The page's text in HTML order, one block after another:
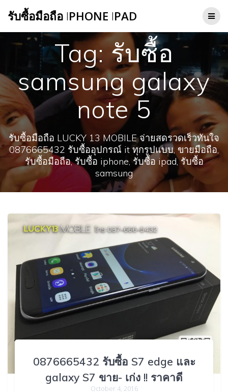
to
รับซื้อมือถือ IPHONE IPAD
Tag:รับซื้อ
samsung galaxy
note 5
รับซื้อมือถือ LUCKY 13 MOBILE จ่ายสดรวดเร็วทันใจ
0876665432 รับซื้ออุปกรณ์ it ทุกรูปแบบ, ขายมือถือ,
รับซื้อมือถือ, รับซื้อ iphone, รับซื้อ ipad, รับซื้อ
samsung
0876665432 รับซื้อ S7 edge และ
galaxy S7 ขาย- เก่ง !! ราคาดี
October 4, 2016